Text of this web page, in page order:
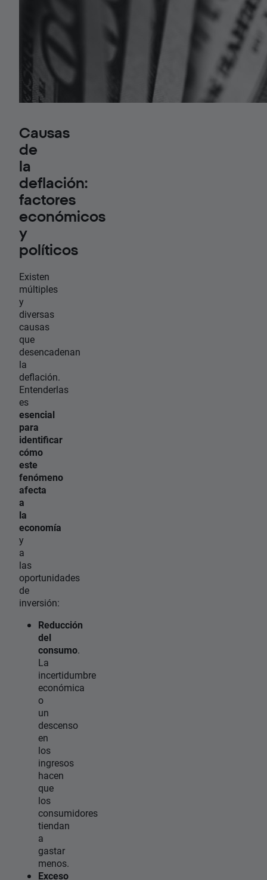
Causas
de
la
deflación:
factores
económicos
y
políticos
Existen
múltiples
y
diversas
causas
que
desencadenan
la
deflación.
Entenderlas
es
esencial
para
identificar
cómo
este
fenómeno
afecta
a
la
economía
y
a
las
oportunidades
de
inversión:
Reducción
del
consumo.
La
incertidumbre
económica
o
un
descenso
en
los
ingresos
hacen
que
los
consumidores
tiendan
a
gastar
menos.
Exceso